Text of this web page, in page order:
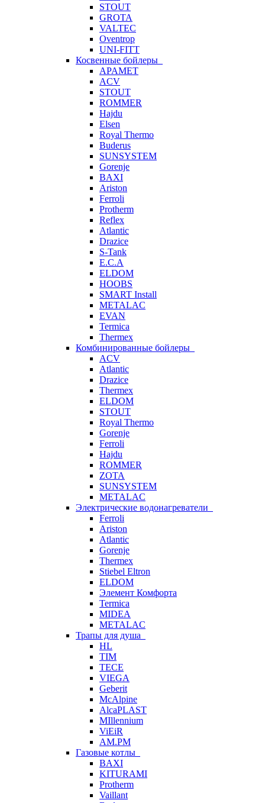
STOUT
GROTA
VALTEC
Oventrop
UNI-FITT
Косвенные бойлеры
APAMET
ACV
STOUT
ROMMER
Hajdu
Elsen
Royal Thermo
Buderus
SUNSYSTEM
Gorenje
BAXI
Ariston
Ferroli
Protherm
Reflex
Atlantic
Drazice
S-Tank
E.C.A
ELDOM
HOOBS
SMART Install
METALAC
EVAN
Termica
Thermex
Комбинированные бойлеры
ACV
Atlantic
Drazice
Thermex
ELDOM
STOUT
Royal Thermo
Gorenje
Ferroli
Hajdu
ROMMER
ZOTA
SUNSYSTEM
METALAC
Электрические водонагреватели
Ferroli
Ariston
Atlantic
Gorenje
Thermex
Stiebel Eltron
ELDOM
Элемент Комфорта
Termica
MIDEA
METALAC
Трапы для душа
HL
TIM
TECE
VIEGA
Geberit
McAlpine
AlcaPLAST
MIllennium
ViEiR
AM.PM
Газовые котлы
BAXI
KITURAMI
Protherm
Vaillant